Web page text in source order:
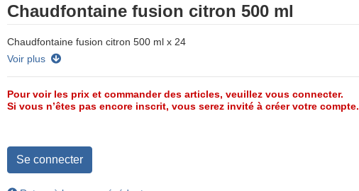
Chaudfontaine fusion citron 500 ml
Chaudfontaine fusion citron 500 ml x 24
Voir plus
Pour voir les prix et commander des articles, veuillez vous connecter.
Si vous n’êtes pas encore inscrit, vous serez invité à créer votre compte.
Se connecter